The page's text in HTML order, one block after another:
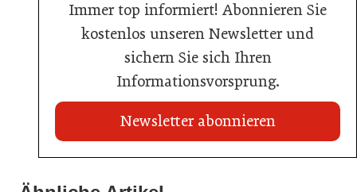
Immer top informiert! Abonnieren Sie
kostenlos unseren Newsletter und
sichern Sie sich Ihren
Informationsvorsprung.
Newsletter abonnieren
21. Juli 2026